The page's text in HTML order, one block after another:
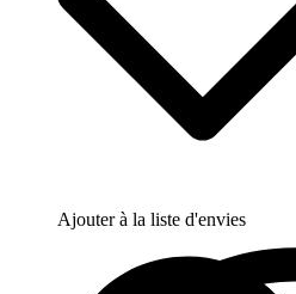
Ajouter à la liste d'envies